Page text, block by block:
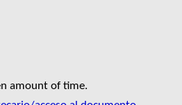
amount of time.